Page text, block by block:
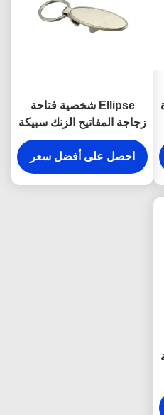
Ellipse شخصية فتاحة
زجاجة المفاتيح الزنك سبيكة
معدنية محفورة كيرينغ
احصل على أفضل سعر